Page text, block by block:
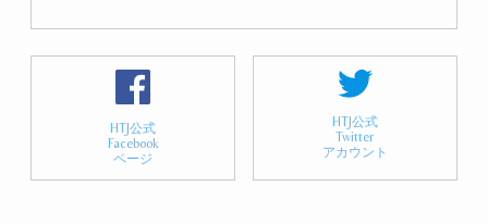
HTJ公式
Facebook
ページ
HTJ公式
Twitter
アカウント